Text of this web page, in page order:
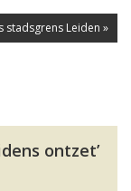
stadsgrens Leiden »
ontzet’